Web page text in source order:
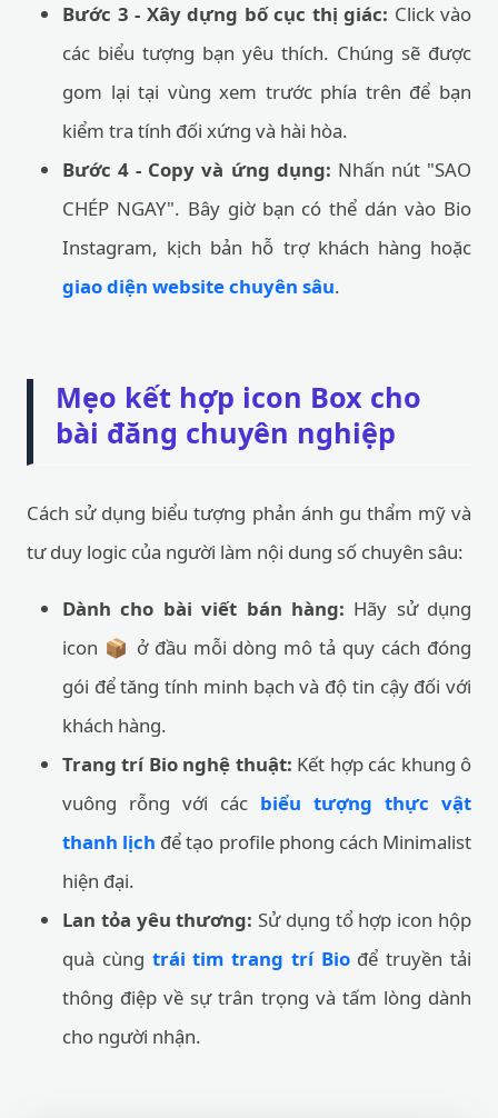
Bước 3 - Xây dựng bố cục thị giác: Click vào
các biểu tượng bạn yêu thích. Chúng sẽ được
gom lại tại vùng xem trước phía trên để bạn
kiểm tra tính đối xứng và hài hòa.
Bước 4 - Copy và ứng dụng: Nhấn nút "SAO
CHÉP NGAY". Bây giờ bạn có thể dán vào Bio
Instagram, kịch bản hỗ trợ khách hàng hoặc
giao diện website chuyên sâu.
Mẹo kết hợp icon Box cho
bài đăng chuyên nghiệp
Cách sử dụng biểu tượng phản ánh gu thẩm mỹ và
tư duy logic của người làm nội dung số chuyên sâu:
Dành cho bài viết bán hàng: Hãy sử dụng
icon 📦 ở đầu mỗi dòng mô tả quy cách đóng
gói để tăng tính minh bạch và độ tin cậy đối với
khách hàng.
Trang trí Bio nghệ thuật: Kết hợp các khung ô
vuông rỗng với các biểu tượng thực vật
thanh lịch để tạo profile phong cách Minimalist
hiện đại.
Lan tỏa yêu thương: Sử dụng tổ hợp icon hộp
quà cùng trái tim trang trí Biođể truyền tải
thông điệp về sự trân trọng và tấm lòng dành
cho người nhận.